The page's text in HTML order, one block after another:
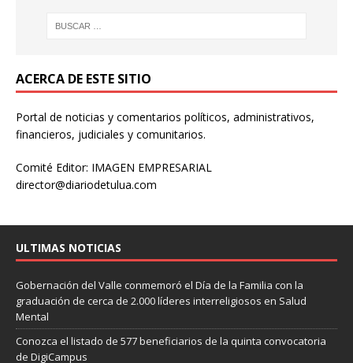
ACERCA DE ESTE SITIO
Portal de noticias y comentarios políticos, administrativos,
financieros, judiciales y comunitarios.
Comité Editor: IMAGEN EMPRESARIAL
director@diariodetulua.com
ULTIMAS NOTICIAS
Gobernación del Valle conmemoró el Día de la Familia con la
graduación de cerca de 2.000 líderes interreligiosos en Salud
Mental
Conozca el listado de 577 beneficiarios de la quinta convocatoria
de DigiCampus